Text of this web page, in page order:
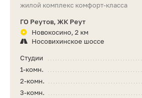
жилой комплекс комфорт-класса
ГО Реутов, ЖК Реут
Новокосино, 2 км
Носовихинское шоссе
Студии
1-комн.
2-комн.
3-комн.